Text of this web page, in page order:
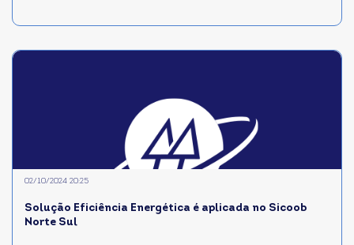
Solução Eficiência Energética é aplicada no Sicoob
Norte Sul
02/10/2024 20:25